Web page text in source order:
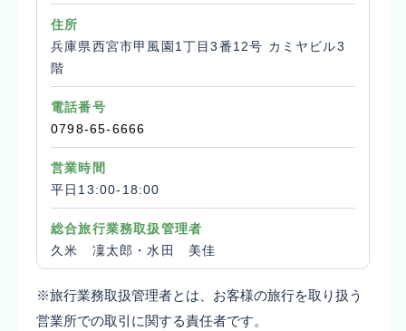
住所
兵庫県西宮市甲風園1丁目3番12号 カミヤビル3
階
電話番号
0798-65-6666
営業時間
平日13:00-18:00
総合旅行業務取扱管理者
久米 凜太郎・水田 美佳
※旅行業務取扱管理者とは、お客様の旅行を取り扱う
営業所での取引に関する責任者です。